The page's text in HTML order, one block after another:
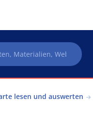
lesen und auswerten